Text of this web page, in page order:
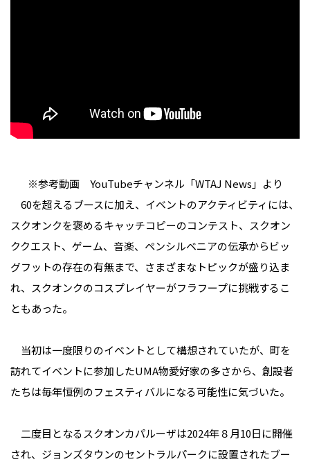
※参考動画 YouTubeチャンネル「WTAJ News」より
60を超えるブースに加え、イベントのアクティビティには、
スクオンクを褒めるキャッチコピーのコンテスト、スクオン
ククエスト、ゲーム、音楽、ペンシルベニアの伝承からビッ
グフットの存在の有無まで、さまざまなトピックが盛り込ま
れ、スクオンクのコスプレイヤーがフラフープに挑戦するこ
ともあった。
当初は一度限りのイベントとして構想されていたが、町を
訪れてイベントに参加したUMA物愛好家の多さから、創設者
たちは毎年恒例のフェスティバルになる可能性に気づいた。
二度目となるスクオンカパルーザは2024年８月10日に開催
され、ジョンズタウンのセントラルパークに設置されたブー